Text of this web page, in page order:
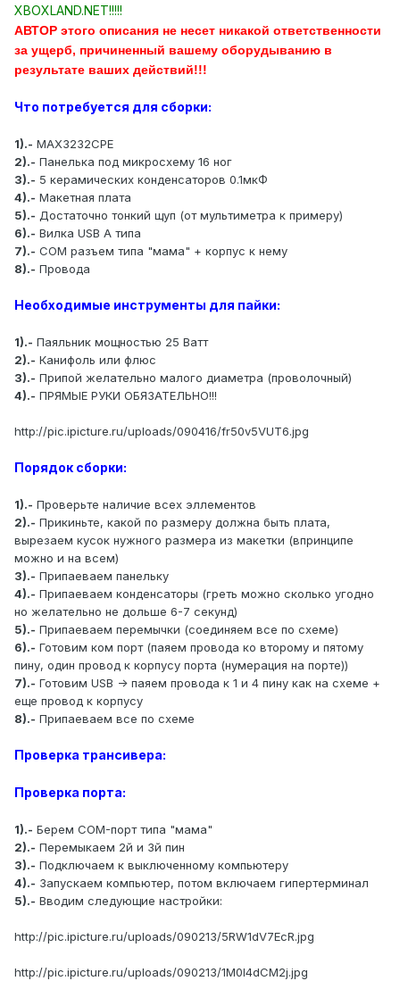
XBOXLAND.NET!!!!!
АВТОР этого описания не несет никакой ответственности
за ущерб, причиненный вашему оборудыванию в
результате ваших действий!!!
Что потребуется для сборки:
1).- MAX3232CPE
2).- Панелька под микросхему 16 ног
3).- 5 керамических конденсаторов 0.1мкФ
4).- Макетная плата
5).- Достаточно тонкий щуп (от мультиметра к примеру)
6).- Вилка USB А типа
7).- COM разъем типа "мама" + корпус к нему
8).- Провода
Необходимые инструменты для пайки:
1).- Паяльник мощностью 25 Ватт
2).- Канифоль или флюс
3).- Припой желательно малого диаметра (проволочный)
4).- ПРЯМЫЕ РУКИ ОБЯЗАТЕЛЬНО!!!
http://pic.ipicture.ru/uploads/090416/fr50v5VUT6.jpg
Порядок сборки:
1).- Проверьте наличие всех эллементов
2).- Прикиньте, какой по размеру должна быть плата,
вырезаем кусок нужного размера из макетки (впринципе
можно и на всем)
3).- Припаеваем панельку
4).- Припаеваем конденсаторы (греть можно сколько угодно
но желательно не дольше 6-7 секунд)
5).- Припаеваем перемычки (соединяем все по схеме)
6).- Готовим ком порт (паяем провода ко второму и пятому
пину, один провод к корпусу порта (нумерация на порте))
7).- Готовим USB -> паяем провода к 1 и 4 пину как на схеме +
еще провод к корпусу
8).- Припаеваем все по схеме
Проверка трансивера:
Проверка порта:
1).- Берем COM-порт типа "мама"
2).- Перемыкаем 2й и 3й пин
3).- Подключаем к выключенному компьютеру
4).- Запускаем компьютер, потом включаем гипертерминал
5).- Вводим следующие настройки:
http://pic.ipicture.ru/uploads/090213/5RW1dV7EcR.jpg
http://pic.ipicture.ru/uploads/090213/1M0I4dCM2j.jpg